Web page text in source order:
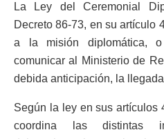
La Ley del Ceremonial
Decreto 86-73, en su artículo
a la misión diplomática,
comunicar al Ministerio de
debida anticipación, la
Según la ley en sus artículos
coordina las distintas